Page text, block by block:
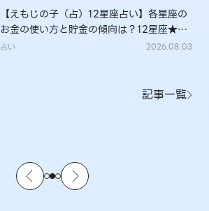
【えもじの子（占）12星座占い】各星座の
お金の使い方と貯金の傾向は？12星座★徹
底解説
占い 2026.08.03
記事一覧